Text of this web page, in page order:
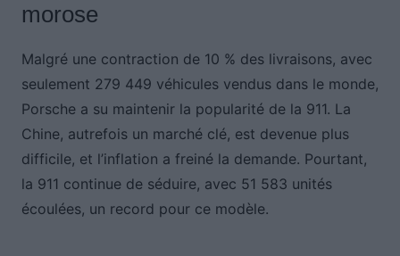
morose
Malgré une contraction de 10 % des livraisons, avec
seulement 279 449 véhicules vendus dans le monde,
Porsche a su maintenir la popularité de la 911. La
Chine, autrefois un marché clé, est devenue plus
difficile, et l’inflation a freiné la demande. Pourtant,
la 911 continue de séduire, avec 51 583 unités
écoulées, un record pour ce modèle.